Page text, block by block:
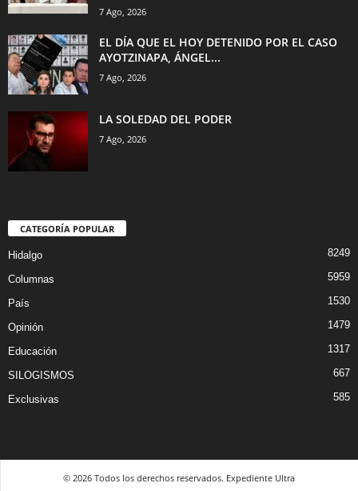
7 Ago, 2026
EL DÍA QUE EL HOY DETENIDO POR EL CASO
AYOTZINAPA, ÁNGEL...
7 Ago, 2026
LA SOLEDAD DEL PODER
7 Ago, 2026
CATEGORÍA POPULAR
Hidalgo 8249
Columnas 5959
País 1530
Opinión 1479
Educación 1317
SILOGISMOS 667
Exclusivas 585
© 2026 Todos los derechos reservados. Expediente Ultra